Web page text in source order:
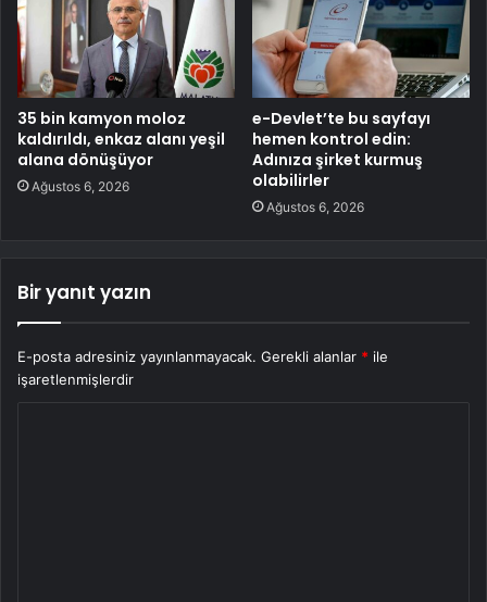
35 bin kamyon moloz
kaldırıldı, enkaz alanı yeşil
alana dönüşüyor
Ağustos 6, 2026
e-Devlet’te bu sayfayı
hemen kontrol edin:
Adınıza şirket kurmuş
olabilirler
Ağustos 6, 2026
Bir yanıt yazın
E-posta adresiniz yayınlanmayacak. Gerekli alanlar * ile
işaretlenmişlerdir